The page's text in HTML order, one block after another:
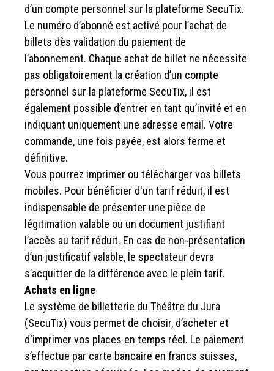
d’un compte personnel sur la plateforme SecuTix.
Le numéro d’abonné est activé pour l’achat de
billets dès validation du paiement de
l’abonnement. Chaque achat de billet ne nécessite
pas obligatoirement la création d’un compte
personnel sur la plateforme SecuTix, il est
également possible d’entrer en tant qu’invité et en
indiquant uniquement une adresse email. Votre
commande, une fois payée, est alors ferme et
définitive.
Vous pourrez imprimer ou télécharger vos billets
mobiles. Pour bénéficier d'un tarif réduit, il est
indispensable de présenter une pièce de
légitimation valable ou un document justifiant
l’accès au tarif réduit. En cas de non-présentation
d’un justificatif valable, le spectateur devra
s’acquitter de la différence avec le plein tarif.
Achats en ligne
Le système de billetterie du Théâtre du Jura
(SecuTix) vous permet de choisir, d’acheter et
d‘imprimer vos places en temps réel. Le paiement
s’effectue par carte bancaire en francs suisses,